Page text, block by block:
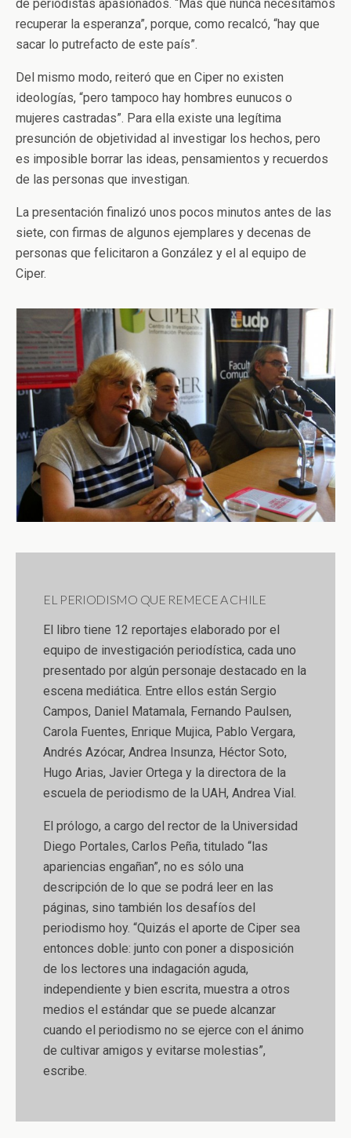
de periodistas apasionados. “Más que nunca necesitamos
recuperar la esperanza”, porque, como recalcó, “hay que
sacar lo putrefacto de este país”.
Del mismo modo, reiteró que en Ciper no existen
ideologías, “pero tampoco hay hombres eunucos o
mujeres castradas”. Para ella existe una legítima
presunción de objetividad al investigar los hechos, pero
es imposible borrar las ideas, pensamientos y recuerdos
de las personas que investigan.
La presentación finalizó unos pocos minutos antes de las
siete, con firmas de algunos ejemplares y decenas de
personas que felicitaron a González y el al equipo de
Ciper.
EL PERIODISMO QUE REMECE A CHILE
El libro tiene 12 reportajes elaborado por el
equipo de investigación periodística, cada uno
presentado por algún personaje destacado en la
escena mediática. Entre ellos están Sergio
Campos, Daniel Matamala, Fernando Paulsen,
Carola Fuentes, Enrique Mujica, Pablo Vergara,
Andrés Azócar, Andrea Insunza, Héctor Soto,
Hugo Arias, Javier Ortega y la directora de la
escuela de periodismo de la UAH, Andrea Vial.
El prólogo, a cargo del rector de la Universidad
Diego Portales, Carlos Peña, titulado “las
apariencias engañan”, no es sólo una
descripción de lo que se podrá leer en las
páginas, sino también los desafíos del
periodismo hoy. “Quizás el aporte de Ciper sea
entonces doble: junto con poner a disposición
de los lectores una indagación aguda,
independiente y bien escrita, muestra a otros
medios el estándar que se puede alcanzar
cuando el periodismo no se ejerce con el ánimo
de cultivar amigos y evitarse molestias”,
escribe.